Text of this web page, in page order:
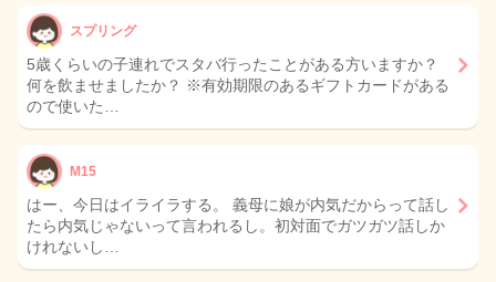
スプリング
5歳くらいの子連れでスタバ行ったことがある方いますか？
何を飲ませましたか？ ※有効期限のあるギフトカードがある
ので使いた…
M15
はー、今日はイライラする。 義母に娘が内気だからって話し
たら内気じゃないって言われるし。初対面でガツガツ話しか
けれないし…